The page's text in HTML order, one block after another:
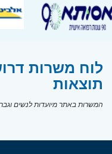
לוח משרות
תוצאות
המשרות באתר מיועדות לנשים